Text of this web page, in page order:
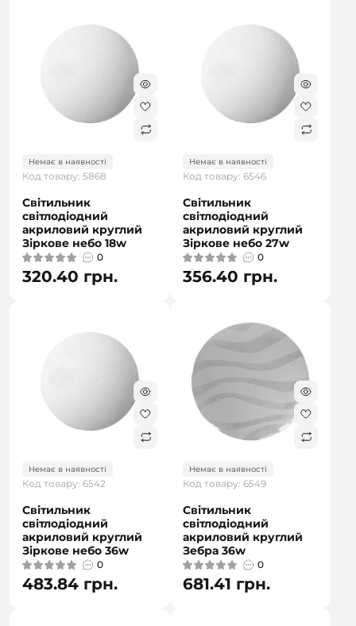
Немає в наявності
Код товару: 5868
Світильник
світлодіодний
акриловий круглий
Зіркове небо 18w
0
320.40 грн.
Немає в наявності
Код товару: 6546
Світильник
світлодіодний
акриловий круглий
Зіркове небо 27w
0
356.40 грн.
Немає в наявності
Код товару: 6542
Світильник
світлодіодний
акриловий круглий
Зіркове небо 36w
0
483.84 грн.
Немає в наявності
Код товару: 6549
Світильник
світлодіодний
акриловий круглий
Зебра 36w
0
681.41 грн.